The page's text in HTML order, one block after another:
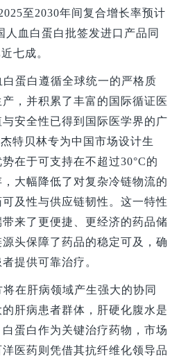
至2030年间复合增长率预计
人血白蛋白批签发进口产品同
七成。
蛋白遵循全球统一的严格质
，并积累了丰富的国际循证医
安全性已得到国际医学界的广
特贝林专为中国市场设计生
在于可支持在不超过30°C的
大幅降低了对复杂冷链物流的
及性与供应链韧性。这一特性
来了更便捷、更经济的药品储
头保障了药品的稳定可及，确
提供可靠治疗。
在肝病领域产生强大的协同
肝病患者群体，肝硬化腹水是
蛋白作为关键治疗药物，市场
医药则凭借其抗纤维化领导品